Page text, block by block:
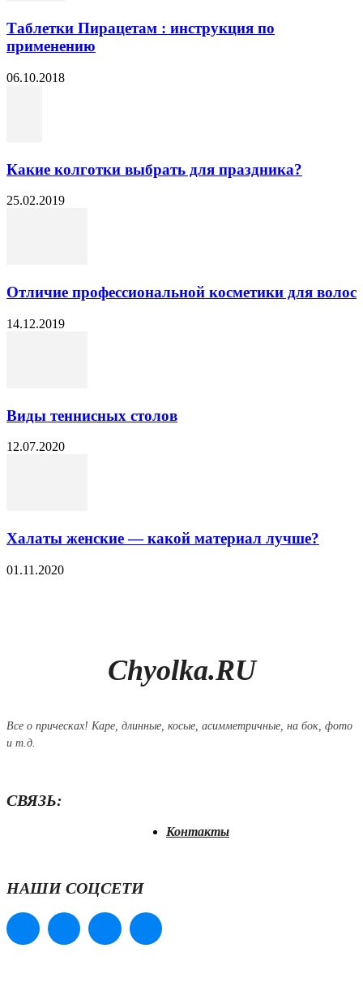
Таблетки Пирацетам : инструкция по
применению
06.10.2018
Какие колготки выбрать для праздника?
25.02.2019
Отличие профессиональной косметики для волос
14.12.2019
Виды теннисных столов
12.07.2020
Халаты женские — какой материал лучше?
01.11.2020
Chyolka.RU
Все о прическах! Каре, длинные, косые, асимметричные, на бок, фото
и т.д.
СВЯЗЬ:
Контакты
НАШИ СОЦСЕТИ